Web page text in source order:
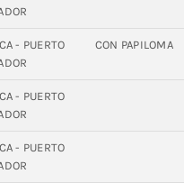
- PUERTO
CON PAPILOMA
- PUERTO
- PUERTO